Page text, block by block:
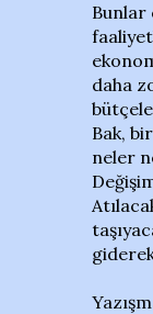
Bunlar
daha
Bak,
neler